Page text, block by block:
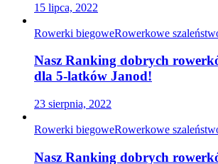
15 lipca, 2022
Rowerki biegoweRowerkowe
Nasz Ranking dobrych
dla 5-latków Janod!
23 sierpnia, 2022
Rowerki biegoweRowerkowe
Nasz Ranking dobrych